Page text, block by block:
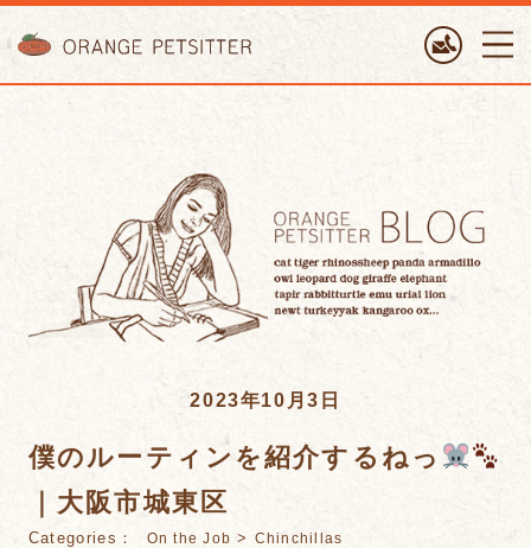
2023年10月3日
僕のルーティンを紹介するねっ
｜大阪市城東区
Categories： On the Job > Chinchillas